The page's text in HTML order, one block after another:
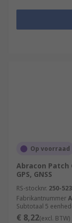
Op voorraad
Abracon Patch
GPS, GNSS
RS-stocknr. 250-
Fabrikantnummer
Subtotaal 5
€ 8,22(excl. BTW)